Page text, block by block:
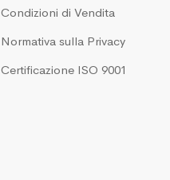
Condizioni di Vendita
Normativa sulla Privacy
Certificazione ISO 9001